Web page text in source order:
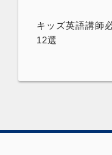
キッズ英語講師
12選